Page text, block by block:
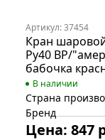
Артикул: 37454
Кран
Ру40 ВР/
бабочка
В наличии
Страна
Бренд
Цена: 847